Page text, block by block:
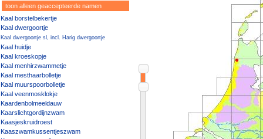
toon alleen geaccepteerde namen
Kaal borstelbekertje
Kaal dwergoortje
Kaal dwergoortje sl, incl. Harig dwergoortje
Kaal huidje
Kaal kroeskopje
Kaal menhirzwammetje
Kaal mesthaarbolletje
Kaal muurspoorbolletje
Kaal veenmosklokje
Kaardenbolmeeldauw
Kaarslichtgordijnzwam
Kaasjeskruidroest
Kaaszwamkussentjeszwam